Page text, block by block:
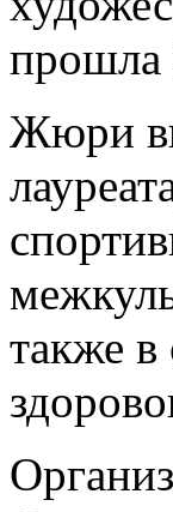
прошла
Жюри
также